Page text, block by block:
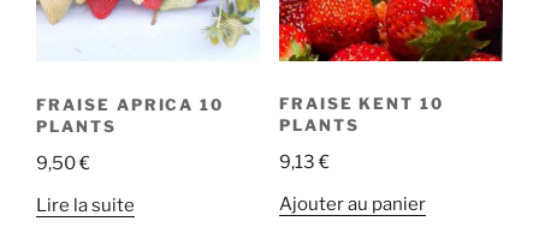
FRAISE APRICA 10
PLANTS
9,50€
Lire la suite
FRAISE KENT 10
PLANTS
9,13€
Ajouter au panier